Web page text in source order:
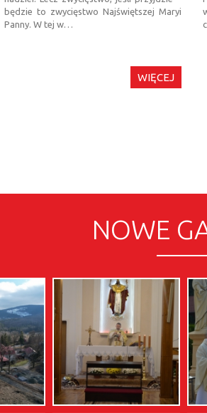
będzie to zwycięstwo Najświętszej Maryi
Panny. W tej w…
WIĘCEJ
NOWE